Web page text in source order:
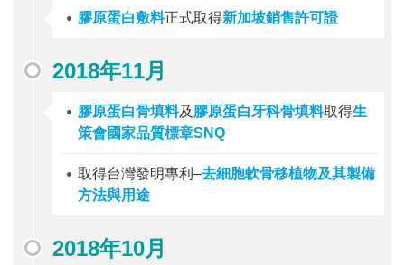
膠原蛋白敷料正式取得新加坡銷售許可證
2018年11月
膠原蛋白骨填料及 膠原蛋白牙科骨填料取得生
策會國家品質標章SNQ
取得台灣發明專利–去細胞軟骨移植物及其製備
方法與用途
2018年10月